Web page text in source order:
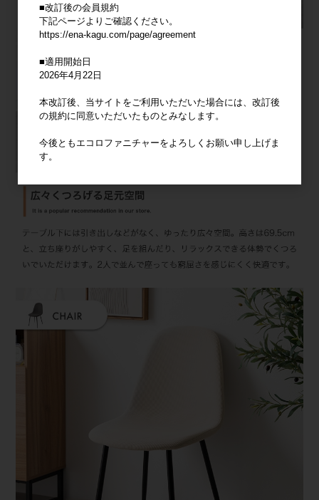
■改訂後の会員規約
下記ページよりご確認ください。
https://ena-kagu.com/page/agreement
■適用開始日
2026年4月22日
本改訂後、当サイトをご利用いただいた場合には、改訂後
の規約に同意いただいたものとみなします。
今後ともエコロファニチャーをよろしくお願い申し上げま
す。